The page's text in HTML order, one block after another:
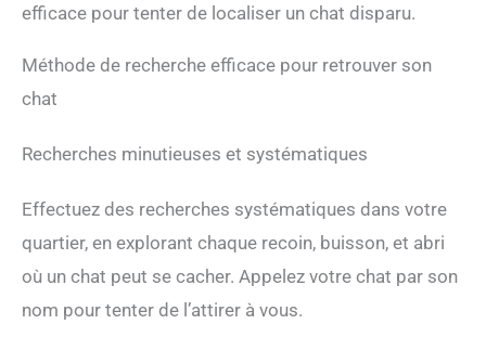
efficace pour tenter de localiser un chat disparu.
Méthode de recherche efficace pour retrouver son
chat
Recherches minutieuses et systématiques
Effectuez des recherches systématiques dans votre
quartier, en explorant chaque recoin, buisson, et abri
où un chat peut se cacher. Appelez votre chat par son
nom pour tenter de l’attirer à vous.